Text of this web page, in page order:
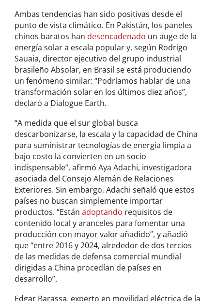
Ambas tendencias han sido positivas desde el
punto de vista climático. En Pakistán, los paneles
chinos baratos han desencadenado un auge de la
energía solar a escala popular y, según Rodrigo
Sauaia, director ejecutivo del grupo industrial
brasileño Absolar, en Brasil se está produciendo
un fenómeno similar: “Podríamos hablar de una
transformación solar en los últimos diez años”,
declaró a Dialogue Earth.
“A medida que el sur global busca
descarbonizarse, la escala y la capacidad de China
para suministrar tecnologías de energía limpia a
bajo costo la convierten en un socio
indispensable”, afirmó Aya Adachi, investigadora
asociada del Consejo Alemán de Relaciones
Exteriores. Sin embargo, Adachi señaló que estos
países no buscan simplemente importar
productos. “Están adoptando requisitos de
contenido local y aranceles para fomentar una
producción con mayor valor añadido”, y añadió
que “entre 2016 y 2024, alrededor de dos tercios
de las medidas de defensa comercial mundial
dirigidas a China procedían de países en
desarrollo”.
Edgar Barassa, experto en movilidad eléctrica de la